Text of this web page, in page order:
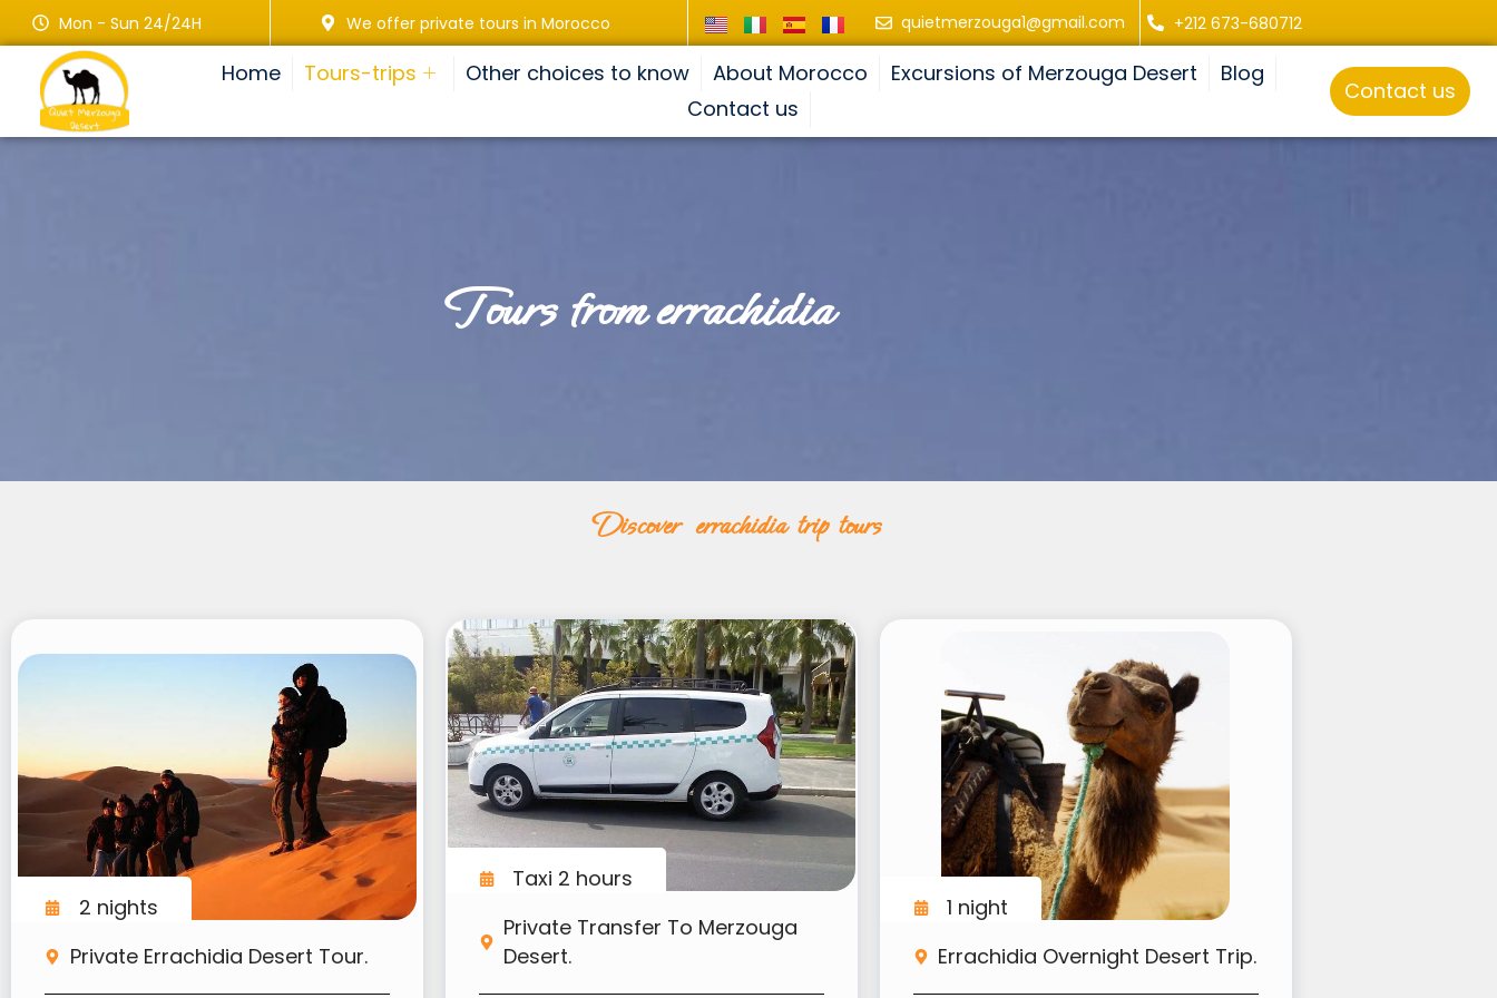
Mon - Sun 24/24H We offer private tours in Morocco quietmerzouga1@gmail.com +212 673-680712
Home Tours-trips Other choices to know About Morocco Excursions of Merzouga Desert
Blog
Contact us
Contact us
tours from errachidia
discover errachidia trip tours
2 nights
Private Errachidia Desert Tour.
Taxi 2 hours
Private Transfer To Merzouga
Desert.
1 night
Errachidia Overnight Desert Trip.